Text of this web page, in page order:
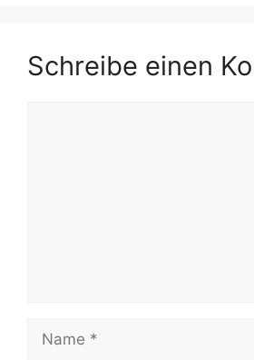
Schreibe einen
Name